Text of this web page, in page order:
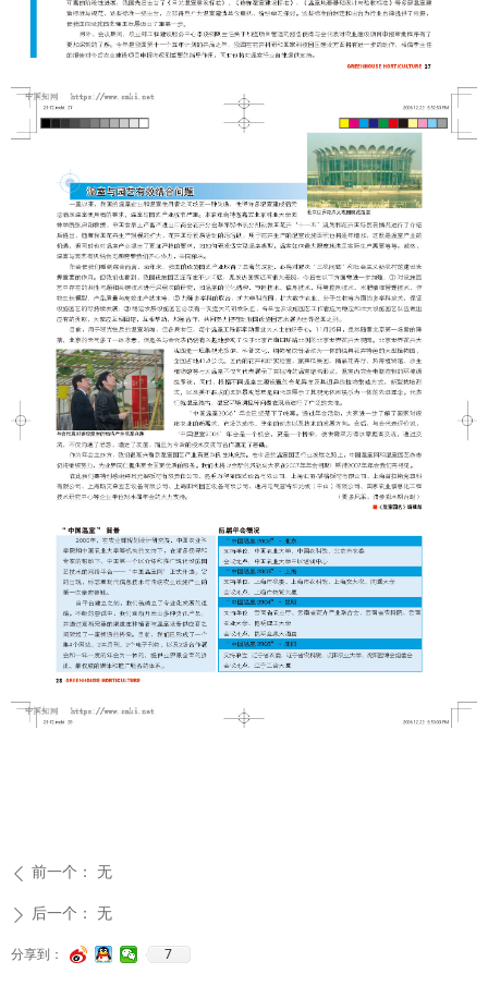
ꄴ 前一个： 无
ꄲ 后一个： 无
分享到： 7